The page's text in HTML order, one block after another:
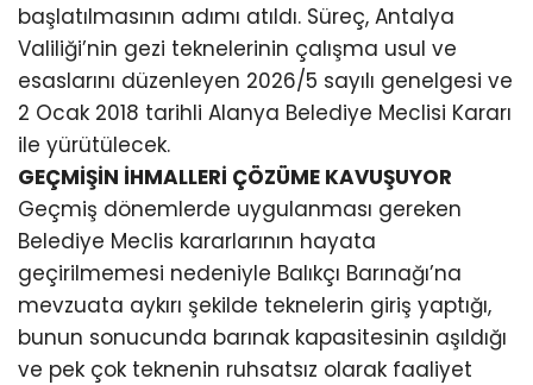
başlatılmasının adımı atıldı. Süreç, Antalya
Valiliği’nin gezi teknelerinin çalışma usul ve
esaslarını düzenleyen 2026/5 sayılı genelgesi ve
2 Ocak 2018 tarihli Alanya Belediye Meclisi Kararı
ile yürütülecek.
GEÇMİŞİN İHMALLERİ ÇÖZÜME KAVUŞUYOR
Geçmiş dönemlerde uygulanması gereken
Belediye Meclis kararlarının hayata
geçirilmemesi nedeniyle Balıkçı Barınağı’na
mevzuata aykırı şekilde teknelerin giriş yaptığı,
bunun sonucunda barınak kapasitesinin aşıldığı
ve pek çok teknenin ruhsatsız olarak faaliyet